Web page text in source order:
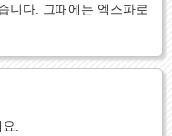
니다. 그때에는 엑스파로
.